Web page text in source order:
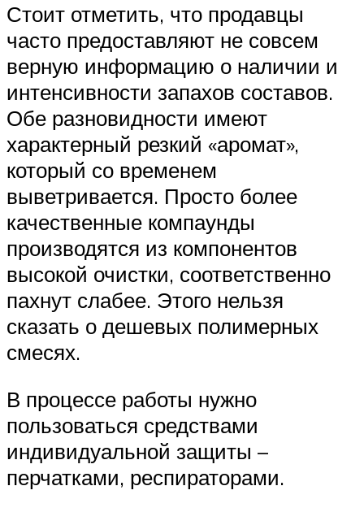
Стоит отметить, что продавцы
часто предоставляют не совсем
верную информацию о наличии и
интенсивности запахов составов.
Обе разновидности имеют
характерный резкий «аромат»,
который со временем
выветривается. Просто более
качественные компаунды
производятся из компонентов
высокой очистки, соответственно
пахнут слабее. Этого нельзя
сказать о дешевых полимерных
смесях.
В процессе работы нужно
пользоваться средствами
индивидуальной защиты –
перчатками, респираторами.